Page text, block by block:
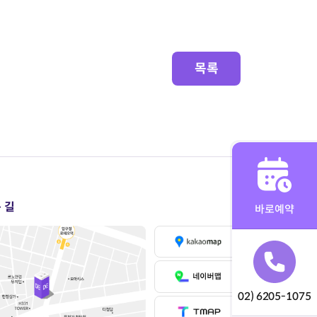
목록
길 바로예약
02) 6205-1075